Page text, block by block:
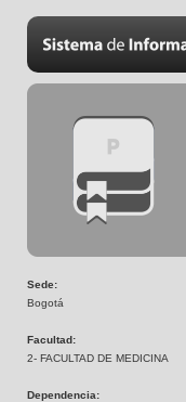
Sede:
Bogotá
Facultad:
2- FACULTAD DE MEDICINA
Dependencia: